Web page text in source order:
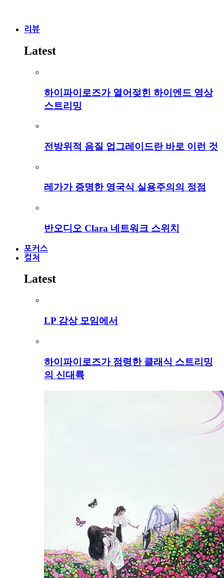
리뷰
Latest
하이파이로즈가 열어젖힌 하이엔드 영상
스트리밍
전방위적 음질 업그레이드란 바로 이런 것
레가가 증명한 영국식 실용주의의 정점
반오디오 Clara 네트워크 스위치
포커스
컬쳐
Latest
LP 감상 모임에서
하이파이로즈가 점령한 클래식 스트리밍
의 신대륙